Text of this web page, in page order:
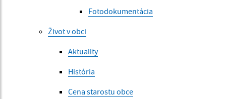
Fotodokumentácia
Život v obci
Aktuality
História
Cena starostu obce